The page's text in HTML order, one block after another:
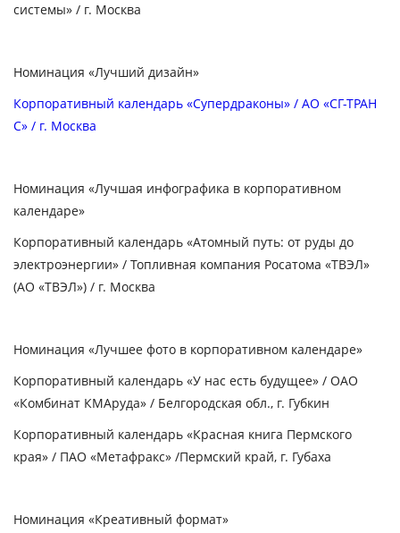
системы» / г. Москва
Номинация «Лучший дизайн»
Корпоративный календарь «Супердраконы» / АО «СГ-ТРАН
С» / г. Москва
Номинация «Лучшая инфографика в корпоративном
календаре»
Корпоративный календарь «Атомный путь: от руды до
электроэнергии» / Топливная компания Росатома «ТВЭЛ»
(АО «ТВЭЛ») / г. Москва
Номинация «Лучшее фото в корпоративном календаре»
Корпоративный календарь «У нас есть будущее» / ОАО
«Комбинат КМАруда» / Белгородская обл., г. Губкин
Корпоративный календарь «Красная книга Пермского
края» / ПАО «Метафракс» /Пермский край, г. Губаха
Номинация «Креативный формат»